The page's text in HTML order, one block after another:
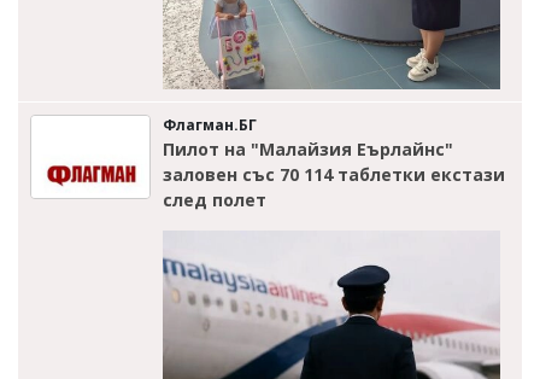
Флагман.БГ
Пилот на "Малайзия Еърлайнс"
заловен със 70 114 таблетки екстази
след полет